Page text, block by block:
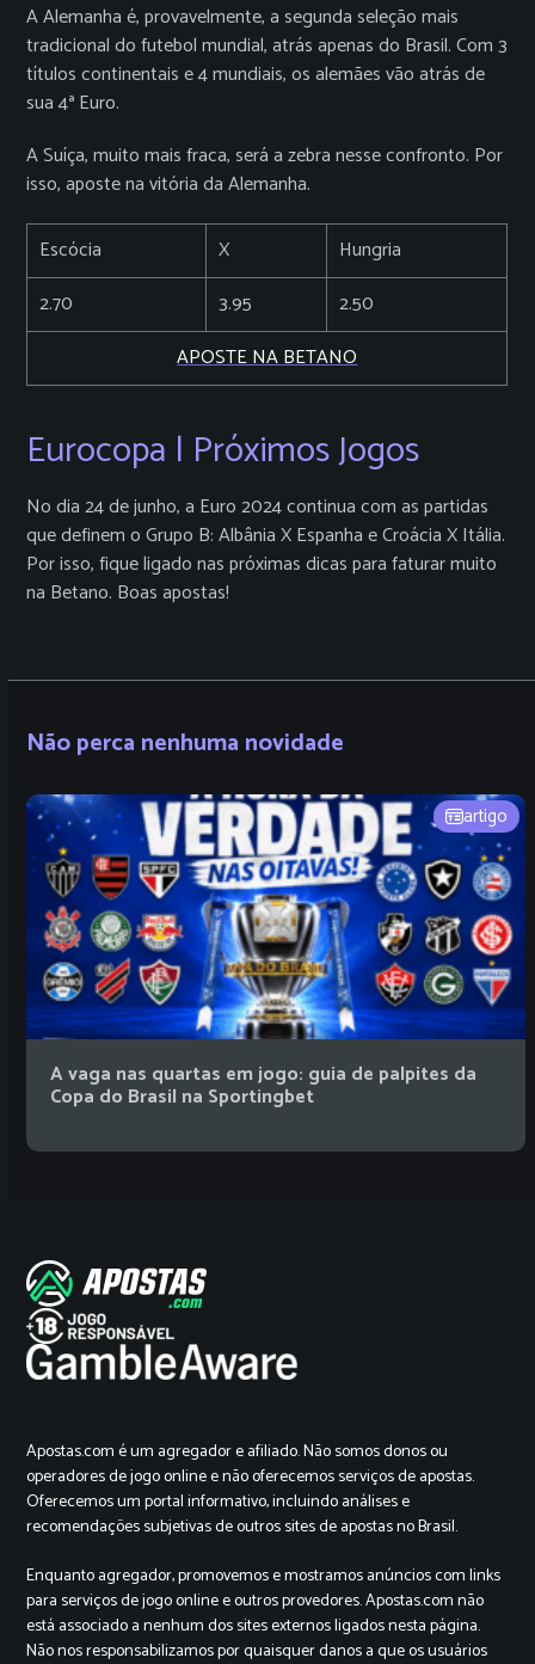
A Alemanha é, provavelmente, a segunda seleção mais
tradicional do futebol mundial, atrás apenas do Brasil. Com 3
títulos continentais e 4 mundiais, os alemães vão atrás de
sua 4ª Euro.
A Suíça, muito mais fraca, será a zebra nesse confronto. Por
isso, aposte na vitória da Alemanha.
Escócia X
Hungria
2.70
3.95
2.50
APOSTE NA BETANO
Eurocopa | Próximos Jogos
No dia 24 de junho, a Euro 2024 continua com as partidas
que definem o Grupo B: Albânia X Espanha e Croácia X Itália.
Por isso, fique ligado nas próximas dicas para faturar muito
na Betano. Boas apostas!
Não perca nenhuma novidade
artigo
A vaga nas quartas em jogo: guia de palpites da
Copa do Brasil na Sportingbet
Apostas.com é um agregador e afiliado. Não somos donos ou
operadores de jogo online e não oferecemos serviços de apostas.
Oferecemos um portal informativo, incluindo análises e
recomendações subjetivas de outros sites de apostas no Brasil.
Enquanto agregador, promovemos e mostramos anúncios com links
para serviços de jogo online e outros provedores. Apostas.com não
está associado a nenhum dos sites externos ligados nesta página.
Não nos responsabilizamos por quaisquer danos a que os usuários